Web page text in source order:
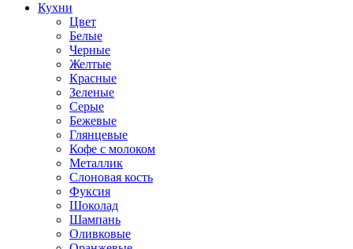
Кухни
Цвет
Белые
Черные
Желтые
Красные
Зеленые
Серые
Бежевые
Глянцевые
Кофе с молоком
Металлик
Слоновая кость
Фуксия
Шоколад
Шампань
Оливковые